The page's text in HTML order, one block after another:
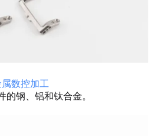
数控加工
的钢、铝和钛合金。